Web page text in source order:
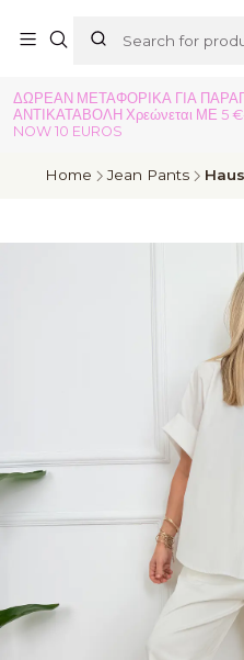
ΔΩΡΕΑΝ ΜΕΤΑΦΟΡΙΚΑ ΓΙΑ
ΑΝΤΙΚΑΤΑΒΟΛΗ Χρεώνεται ΜΕ
NOW 10 EUROS
Home Jean Pants